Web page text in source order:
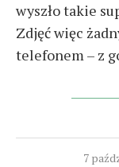
wyszło takie
Zdjęć więc
telefonem – z
7